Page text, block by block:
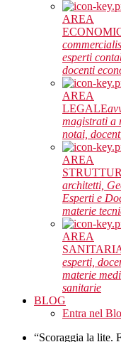
AREA
esperti
docenti
AREA
LEGALE
magistrati a
notai,
AREA
architetti,
Esperti e
materie
AREA
esperti,
materie
sanitarie
BLOG
Entra nel
“Scoraggia la lite.